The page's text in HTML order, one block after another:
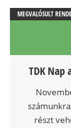
MEGVALÓSULT
TDK Nap
részt